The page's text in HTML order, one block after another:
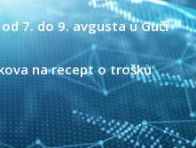
7. do 9. avgusta u Guči
na recept o trošku